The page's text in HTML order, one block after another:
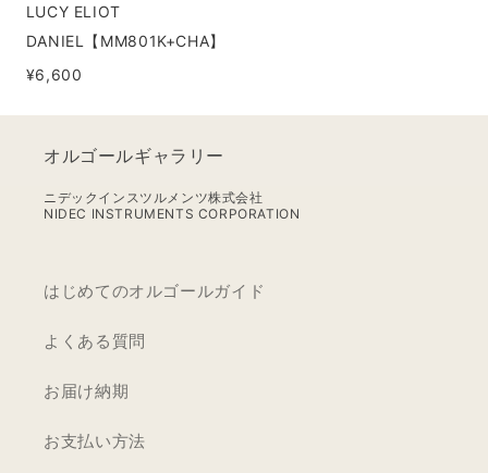
LUCY
ELIOT
DANIEL【MM801K+CHA】
LUCY ELIOT
DANIEL【MM801K+CHA】
¥6,600
オルゴールギャラリー
ニデックインスツルメンツ株式会社
NIDEC INSTRUMENTS CORPORATION
はじめてのオルゴールガイド
よくある質問
お届け納期
お支払い方法